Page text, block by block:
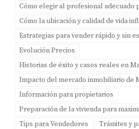
¿Es costoso implementar
Los costos pueden variar
las características deseadas; sin
inversión valiosa que puede resultar
rápidas.
¿Cuánto tiempo lleva crear
El tiempo necesario depende del
de la propiedad; generalmente
Cómo elegir al profesional adecuado
Cómo la ubicación y calidad de vida
Estrategias para vender rápido y sin
Evolución Precios
Historias de éxito y casos reales en
Impacto del mercado inmobiliario de
Información para propietarios
Preparación de la vivienda para
Tips para Vendedores
Trámites y